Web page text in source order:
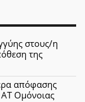
στους/η
της
απόφασης
Ομόνοιας